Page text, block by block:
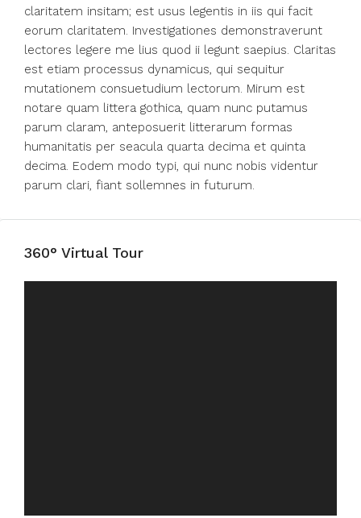
claritatem insitam; est usus legentis in iis qui facit
eorum claritatem. Investigationes demonstraverunt
lectores legere me lius quod ii legunt saepius. Claritas
est etiam processus dynamicus, qui sequitur
mutationem consuetudium lectorum. Mirum est
notare quam littera gothica, quam nunc putamus
parum claram, anteposuerit litterarum formas
humanitatis per seacula quarta decima et quinta
decima. Eodem modo typi, qui nunc nobis videntur
parum clari, fiant sollemnes in futurum.
360° Virtual Tour